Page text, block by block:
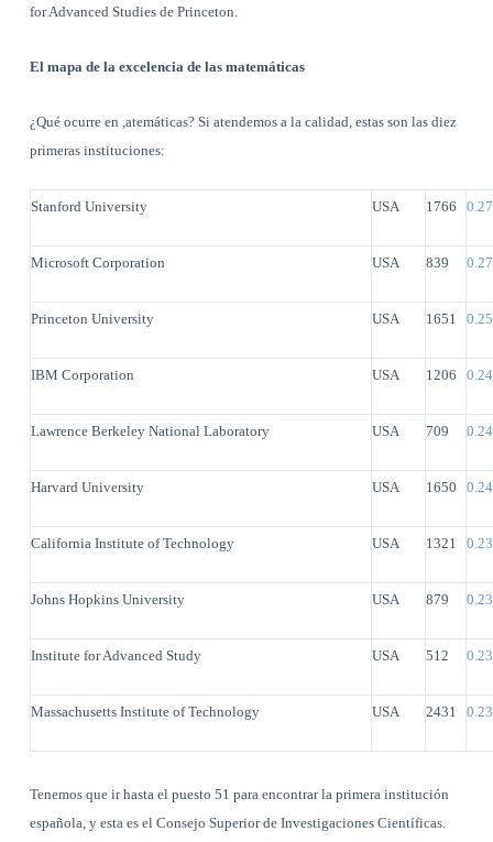
for Advanced Studies de Princeton.
El mapa de la excelencia de las matemáticas
¿Qué ocurre en ,atemáticas? Si atendemos a la calidad, estas son las diez
primeras instituciones:
Stanford University USA 1766
Microsoft Corporation USA 839
Princeton University USA 1651
IBM Corporation USA 1206
Lawrence Berkeley National Laboratory USA 709
Harvard University USA 1650
California Institute of Technology USA 1321
Johns Hopkins University USA 879
Institute for Advanced Study USA 512
Massachusetts Institute of Technology USA 2431
Tenemos que ir hasta el puesto 51 para encontrar la primera institución
española, y esta es el Consejo Superior de Investigaciones Científicas.